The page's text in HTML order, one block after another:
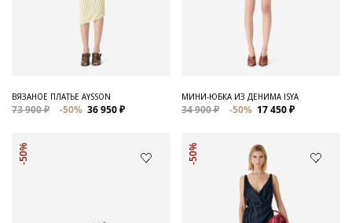
ВЯЗАНОЕ ПЛАТЬЕ AYSSON
73 900 ₽ -50% 36 950 ₽
МИНИ-ЮБКА ИЗ ДЕНИМА ISYA
34 900 ₽ -50% 17 450 ₽
-50% -50%